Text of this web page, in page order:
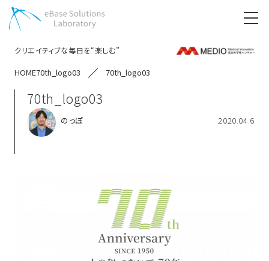
クリエイティブな毎日を“楽しむ”
HOME70th_logo03 70th_logo03
70th_logo03
のっぽ 2020.04.6